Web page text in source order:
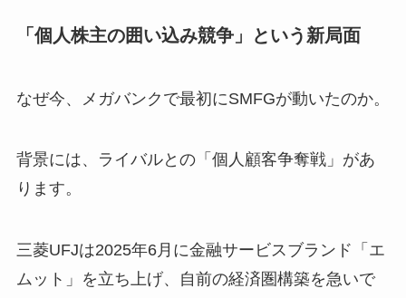
「個人株主の囲い込み競争」という新局面
なぜ今、メガバンクで最初にSMFGが動いたのか。
背景には、ライバルとの「個人顧客争奪戦」があ
ります。
三菱UFJは2025年6月に金融サービスブランド「エ
ムット」を立ち上げ、自前の経済圏構築を急いで